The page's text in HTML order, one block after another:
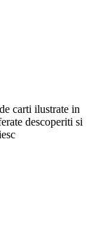
carti ilustrate in
descoperiti si